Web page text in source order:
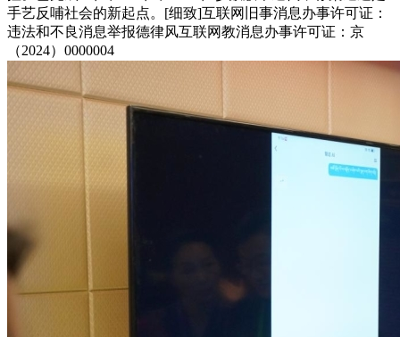
手艺反哺社会的新起点。[细致]互联网旧事消息办事许可证：
违法和不良消息举报德律风互联网教消息办事许可证：京
（2024）0000004